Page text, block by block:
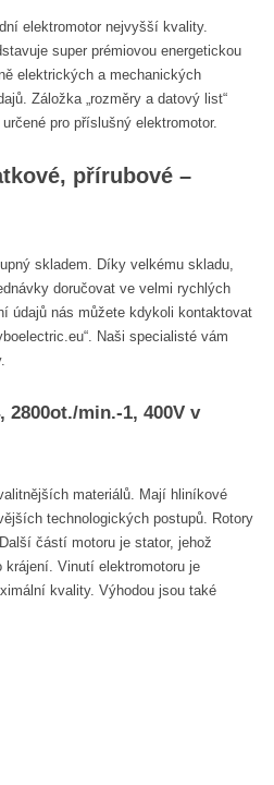
elektromotor nejvyšší kvality.
super prémiovou energetickou
elektrických a mechanických
Záložka „rozměry a datový list“
pro příslušný elektromotor.
přírubové –
skladem. Díky velkému skladu,
doručovat ve velmi rychlých
údajů nás můžete kdykoli kontaktovat
Naši specialisté vám
min.-1, 400V v
materiálů. Mají hliníkové
technologických postupů. Rotory
částí motoru je stator, jehož
Vinutí elektromotoru je
kvality. Výhodou jsou také